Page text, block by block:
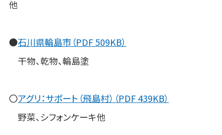
他
●石川県輪島市（PDF 509KB）
干物、乾物、輪島塗
〇アグリ：サポート（飛島村）（PDF 439KB）
野菜、シフォンケーキ他